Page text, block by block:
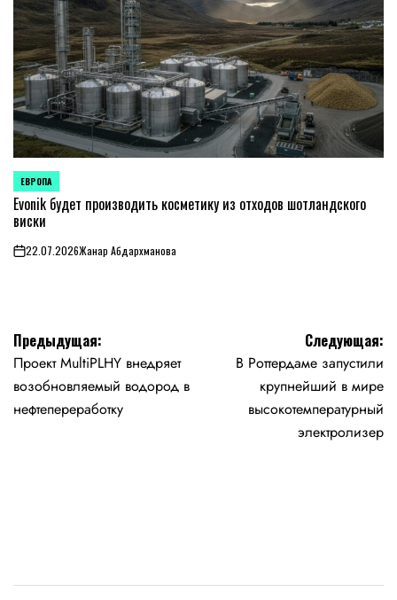
ОПУБЛИКОВАНО
В
ЕВРОПА
Evonik будет производить косметику из отходов шотландского
виски
on22.07.2026Жанар Абдархманова
Навигация
по
записям
Предыдущая:
Проект MultiPLHY внедряет
возобновляемый водород в
нефтепереработку
Следующая:
В Роттердаме запустили
крупнейший в мире
высокотемпературный
электролизер